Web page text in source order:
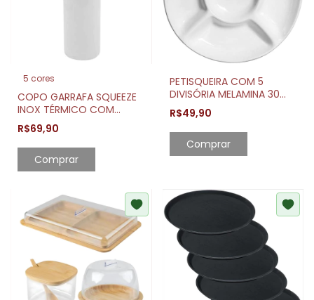
5 cores
COPO GARRAFA SQUEEZE
INOX TÉRMICO COM
TAMPA E TRAVA 400ML
R$69,90
Comprar
PETISQUEIRA COM 5
DIVISÓRIA MELAMINA 30
CM
R$49,90
Comprar